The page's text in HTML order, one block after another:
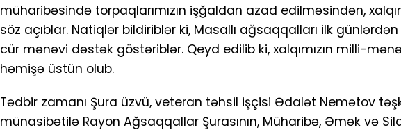
müharibəsində torpaqlarımızın işğaldan azad edilməsindən,
söz açıblar. Natiqlər bildiriblər ki, Masallı ağsaqqalları ilk
cür mənəvi dəstək göstəriblər. Qeyd edilib ki, xalqımızın milli-
həmişə üstün olub.
Tədbir zamanı Şura üzvü, veteran təhsil işçisi Ədalət Nemətov
münasibətilə Rayon Ağsaqqallar Şurasının, Müharibə, Əmək və